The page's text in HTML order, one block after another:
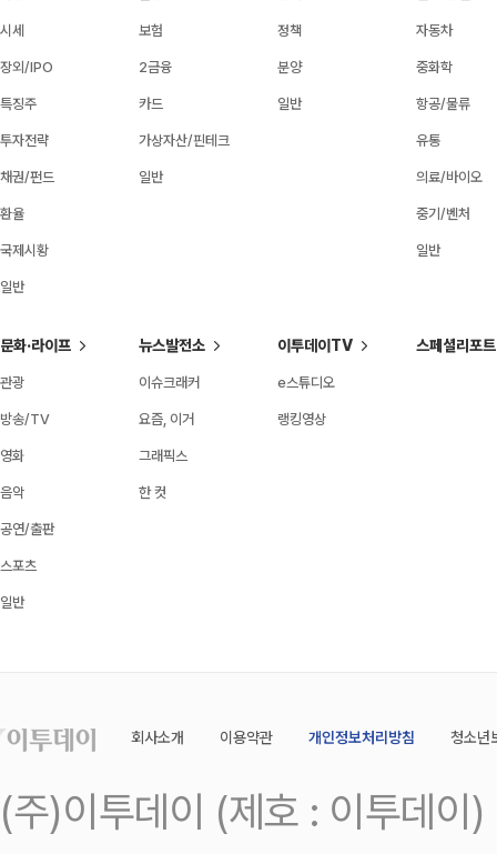
시세
장외/IPO
특징주
투자전략
채권/펀드
환율
국제시황
일반
보험
2금융
카드
가상자산/핀테크
일반
정책
분양
일반
자동차
중화학
항공/물류
유통
의료/바이오
중기/벤처
일반
문화·라이프
관광
방송/TV
영화
음악
공연/출판
스포츠
일반
뉴스발전소
이슈크래커
요즘, 이거
그래픽스
한 컷
이투데이TV
e스튜디오
랭킹영상
스페셜리포트
회사소개 이용약관 개인정보처리방침 청소년
(주)이투데이 (제호 : 이투데